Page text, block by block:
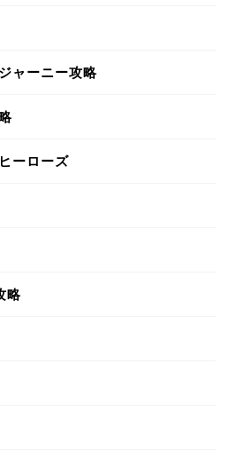
ャーニー攻略
ーローズ
略